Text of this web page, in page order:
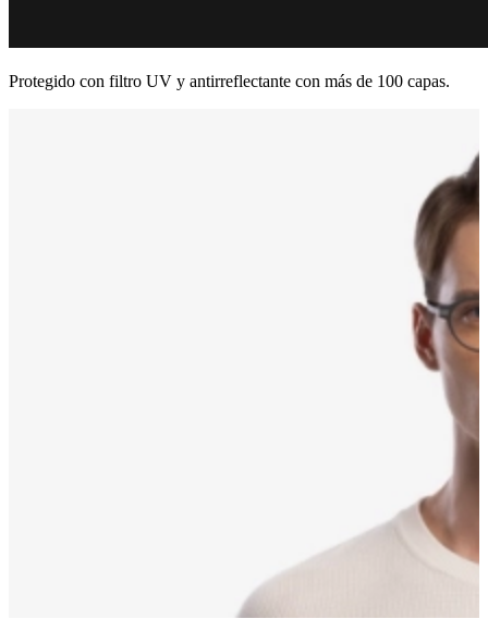
Protegido con filtro UV y antirreflectante con más de 100 capas.